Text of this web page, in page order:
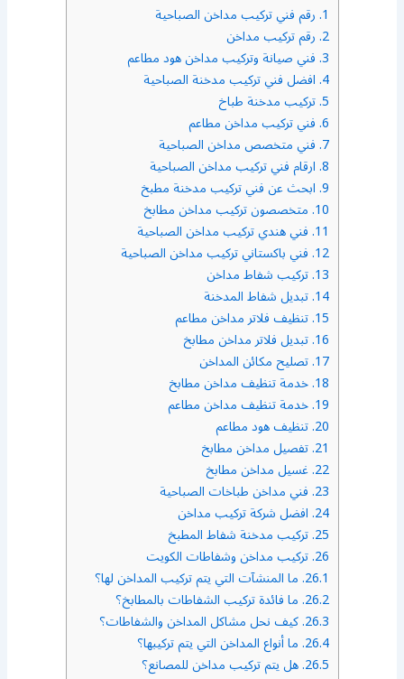
1. رقم فني تركيب مداخن الصباحية
2. رقم تركيب مداخن
3. فني صيانة وتركيب مداخن هود مطاعم
4. افضل فني تركيب مدخنة الصباحية
5. تركيب مدخنة طباخ
6. فني تركيب مداخن مطاعم
7. فني متخصص مداخن الصباحية
8. ارقام فني تركيب مداخن الصباحية
9. ابحث عن فني تركيب مدخنة مطبخ
10. متخصصون تركيب مداخن مطابخ
11. فني هندي تركيب مداخن الصباحية
12. فني باكستاني تركيب مداخن الصباحية
13. تركيب شفاط مداخن
14. تبديل شفاط المدخنة
15. تنظيف فلاتر مداخن مطاعم
16. تبديل فلاتر مداخن مطابخ
17. تصليح مكائن المداخن
18. خدمة تنظيف مداخن مطابخ
19. خدمة تنظيف مداخن مطاعم
20. تنظيف هود مطاعم
21. تفصيل مداخن مطابخ
22. غسيل مداخن مطابخ
23. فني مداخن طباخات الصباحية
24. افضل شركة تركيب مداخن
25. تركيب مدخنة شفاط المطبخ
26. تركيب مداخن وشفاطات الكويت
26.1. ما المنشآت التي يتم تركيب المداخن لها؟
26.2. ما فائدة تركيب الشفاطات بالمطابخ؟
26.3. كيف نحل مشاكل المداخن والشفاطات؟
26.4. ما أنواع المداخن التي يتم تركيبها؟
26.5. هل يتم تركيب مداخن للمصانع؟